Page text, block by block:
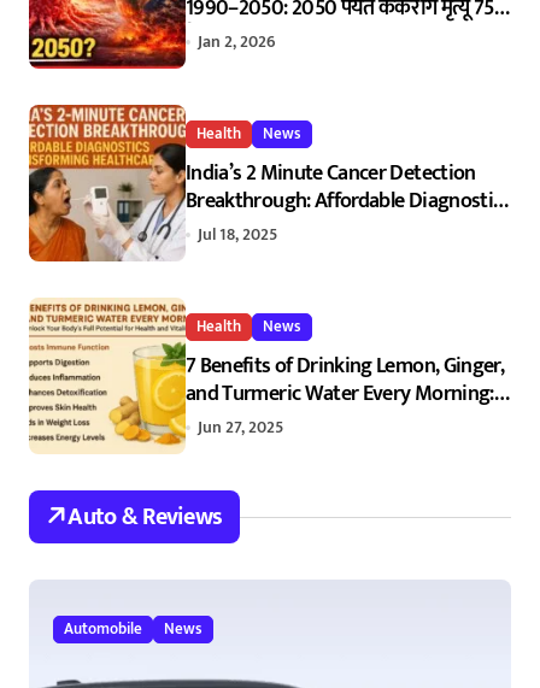
1990–2050: 2050 पर्यंत कर्करोग मृत्यू 75%
ने का वाढणार? | Global Cancer Burden
Jan 2, 2026
Health News
India’s 2 Minute Cancer Detection
Breakthrough: Affordable Diagnostics
Transforming Healthcare
Jul 18, 2025
Health News
7 Benefits of Drinking Lemon, Ginger,
and Turmeric Water Every Morning:
Unlock Your Body’s Full Potential for
Jun 27, 2025
Auto & Reviews
Automobile News